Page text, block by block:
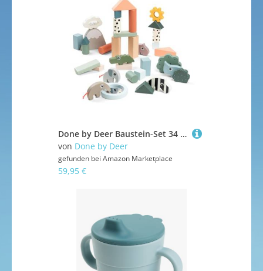
Done by Deer Baustein-Set 34 Stück Deer friends Farbmix - Holz bauklötze bietet Kindern endlose Möglichkeiten und sorgt für ein stundenlanges Spielvergnügen - Holzspielzeug, motorikspielzeug ab 1 jahr
von Done by Deer
gefunden bei Amazon Marketplace
59,95 €